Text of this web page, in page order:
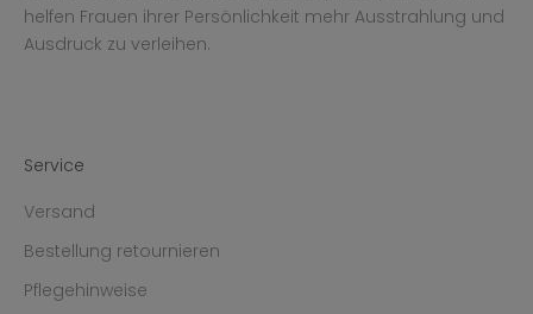
helfen Frauen ihrer Persönlichkeit mehr Ausstrahlung und
Ausdruck zu verleihen.
Service
Versand
Bestellung retournieren
Pflegehinweise